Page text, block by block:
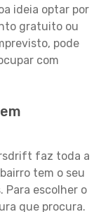
ideia optar por
gratuito ou
pode
com
faz toda a
tem o seu
Para escolher o
que procura.